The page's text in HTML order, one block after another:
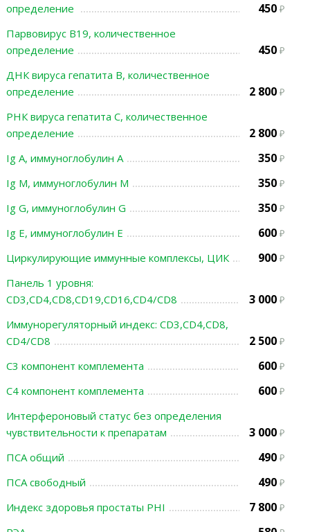
определение
450
Парвовирус В19, количественное
определение
450
ДНК вируса гепатита В, количественное
определение
2 800
РНК вируса гепатита С, количественное
определение
2 800
Ig A, иммуноглобулин A 350
Ig M, иммуноглобулин M 350
Ig G, иммуноглобулин G 350
Ig E, иммуноглобулин Е 600
Циркулирующие иммунные комплексы, ЦИК 900
Панель 1 уровня:
CD3,CD4,CD8,CD19,CD16,CD4/CD8
3 000
Иммунорегуляторный индекс: CD3,CD4,CD8,
CD4/CD8
2 500
С3 компонент комплемента 600
С4 компонент комплемента 600
Интерфероновый статус без определения
чувствительности к препаратам
3 000
ПСА общий 490
ПСА свободный 490
Индекс здоровья простаты PHI 7 800